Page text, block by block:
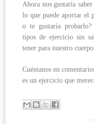
Ahora nos gustaría
lo que puede aportar el
o te gustaría probarlo?
tipos de ejercicio sin
tener para nuestro
Cuéntanos en
es un ejercicio que